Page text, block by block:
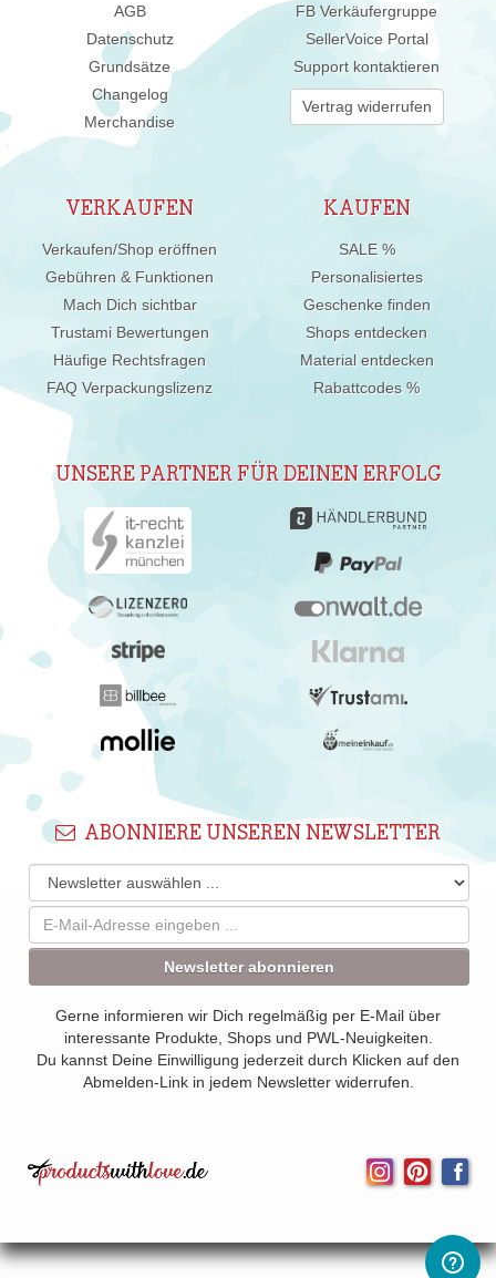
AGB
Datenschutz
Grundsätze
Changelog
Merchandise
FB Verkäufergruppe
SellerVoice Portal
Support kontaktieren
Vertrag widerrufen
VERKAUFEN
Verkaufen/Shop eröffnen
Gebühren & Funktionen
Mach Dich sichtbar
Trustami Bewertungen
Häufige Rechtsfragen
FAQ Verpackungslizenz
KAUFEN
SALE %
Personalisiertes
Geschenke finden
Shops entdecken
Material entdecken
Rabattcodes %
UNSERE PARTNER FÜR DEINEN ERFOLG
ABONNIERE UNSEREN NEWSLETTER
Newsletter abonnieren
Gerne informieren wir Dich regelmäßig per E-Mail über
interessante Produkte, Shops und PWL-Neuigkeiten.
Du kannst Deine Einwilligung jederzeit durch Klicken auf den
Abmelden-Link in jedem Newsletter widerrufen.